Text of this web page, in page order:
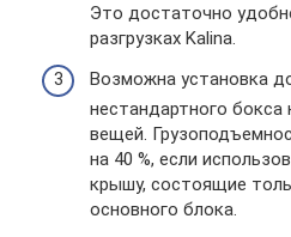
Это достаточно
разгрузках Kalina.
Возможна установка
нестандартного
вещей.
на 40 %, если
крышу, состоящие
основного блока.